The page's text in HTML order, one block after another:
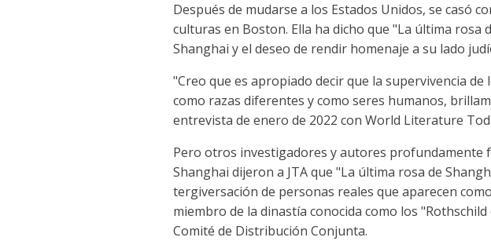
Después de mudarse a los Estados Unidos, se casó
culturas en Boston. Ella ha dicho que "La última
Shanghai y el deseo de rendir homenaje a su lado
"Creo que es apropiado decir que la supervivencia
como razas diferentes y como seres humanos,
entrevista de enero de 2022 con World Literature
Pero otros investigadores y autores profundamente
Shanghai dijeron a JTA que "La última rosa de
tergiversación de personas reales que aparecen
miembro de la dinastía conocida como los
Comité de Distribución Conjunta.